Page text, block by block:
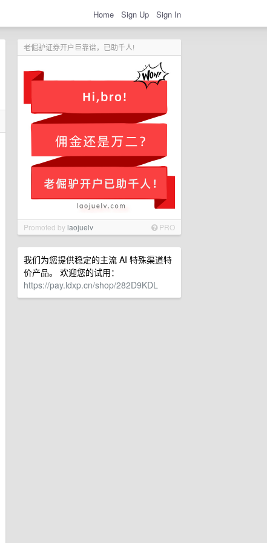
Home Sign Up Sign In
老倔驴证券开户巨靠谱，已助千人!
Promoted bylaojuelv PRO
我们为您提供稳定的主流 AI 特殊渠道特
价产品。 欢迎您的试用：
https://pay.ldxp.cn/shop/282D9KDL